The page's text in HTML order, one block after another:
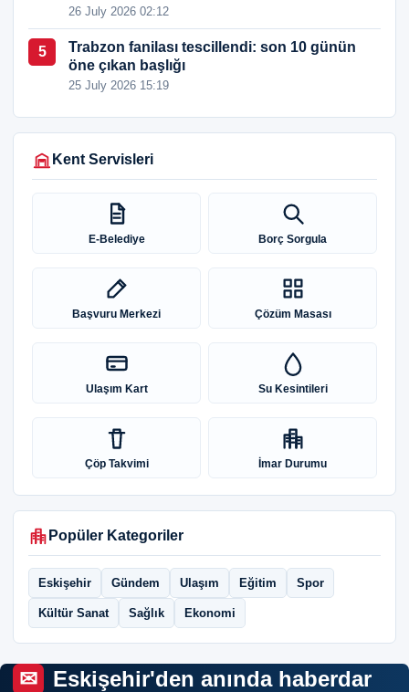
26 July 2026 02:12
5
Trabzon fanilası tescillendi: son 10 günün
öne çıkan başlığı
25 July 2026 15:19
Kent Servisleri
E-Belediye Borç Sorgula
Başvuru Merkezi Çözüm Masası
Ulaşım Kart Su Kesintileri
Çöp Takvimi İmar Durumu
Popüler Kategoriler
Eskişehir Gündem Ulaşım Eğitim Spor
Kültür Sanat Sağlık Ekonomi
Eskişehir'den anında haberdar